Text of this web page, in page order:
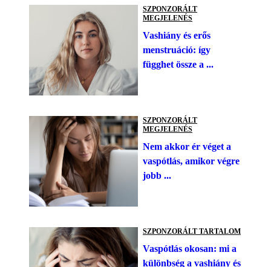
SZPONZORÁLT
MEGJELENÉS
Vashiány és erős
menstruáció: így
függhet össze a ...
SZPONZORÁLT
MEGJELENÉS
Nem akkor ér véget a
vaspótlás, amikor végre
jobb ...
SZPONZORÁLT TARTALOM
Vaspótlás okosan: mi a
különbség a vashiány és